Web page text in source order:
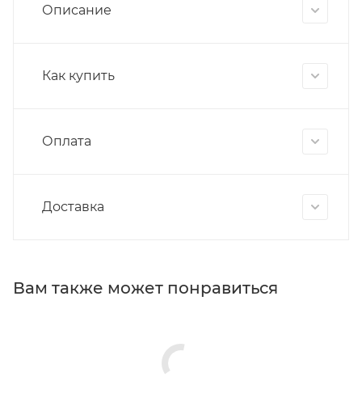
Описание
Как купить
Оплата
Доставка
Вам также может понравиться